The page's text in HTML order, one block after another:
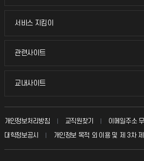
교무회의방송
입학안내
서비스 지킴이
서비스 지킴이
묻고 답하기
칭찬마당
학생서비스 지킴이
관련사이트
관련사이트
국방헬프콜
교내사이트
교내사이트
교수회
교육혁신본부
개인정보처리방침 교직원찾기
이메일주소
대학정보공시
개인정보 목적 외 이용 및 제 3차